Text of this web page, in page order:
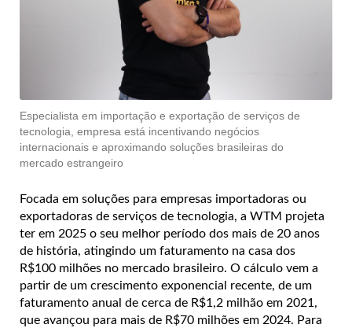
Especialista em importação e exportação de serviços de
tecnologia, empresa está incentivando negócios
internacionais e aproximando soluções brasileiras do
mercado estrangeiro
Focada em soluções para empresas importadoras ou
exportadoras de serviços de tecnologia, a WTM projeta
ter em 2025 o seu melhor período dos mais de 20 anos
de história, atingindo um faturamento na casa dos
R$100 milhões no mercado brasileiro. O cálculo vem a
partir de um crescimento exponencial recente, de um
faturamento anual de cerca de R$1,2 milhão em 2021,
que avançou para mais de R$70 milhões em 2024. Para